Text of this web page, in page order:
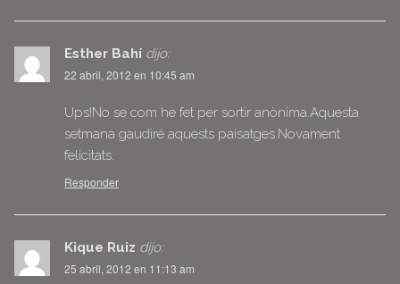
Esther Bahí dijo:
22 abril, 2012 en 10:45 am
Ups!No se com he fet per sortir anònima.Aquesta
setmana gaudiré aquests paisatges.Novament
felicitats.
Responder
Kique Ruiz dijo:
25 abril, 2012 en 11:13 am